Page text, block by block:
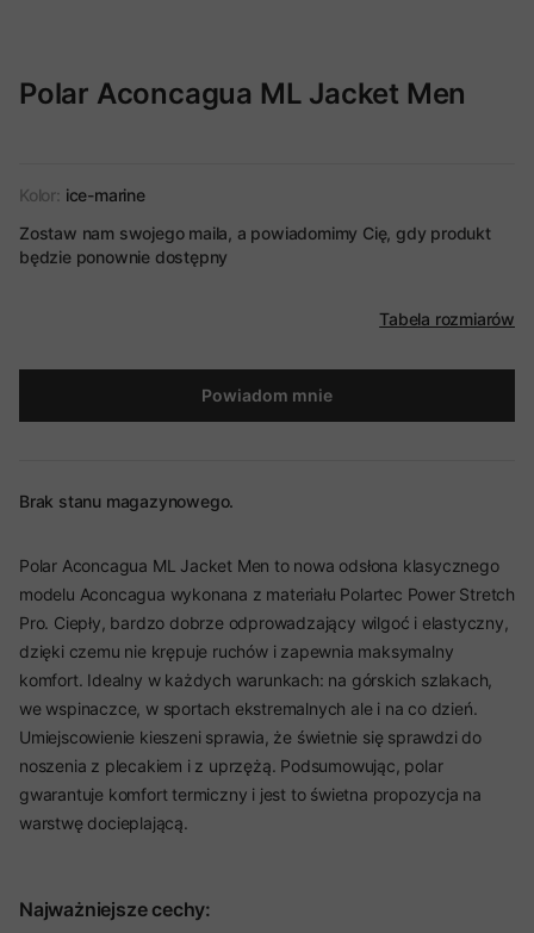
Polar Aconcagua ML Jacket Men
Kolor: ice-marine
Zostaw nam swojego maila, a powiadomimy Cię, gdy produkt
będzie ponownie dostępny
Tabela rozmiarów
Powiadom mnie
Brak stanu magazynowego.
Polar Aconcagua ML Jacket Men to nowa odsłona klasycznego
modelu Aconcagua wykonana z materiału Polartec Power Stretch
Pro. Ciepły, bardzo dobrze odprowadzający wilgoć i elastyczny,
dzięki czemu nie krępuje ruchów i zapewnia maksymalny
komfort. Idealny w każdych warunkach: na górskich szlakach,
we wspinaczce, w sportach ekstremalnych ale i na co dzień.
Umiejscowienie kieszeni sprawia, że świetnie się sprawdzi do
noszenia z plecakiem i z uprzężą. Podsumowując, polar
gwarantuje komfort termiczny i jest to świetna propozycja na
warstwę docieplającą.
Najważniejsze cechy: